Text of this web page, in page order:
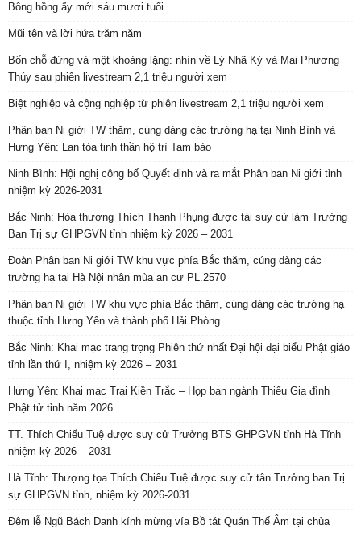
Bông hồng ấy mới sáu mươi tuổi
Mũi tên và lời hứa trăm năm
Bốn chỗ đứng và một khoảng lặng: nhìn về Lý Nhã Kỳ và Mai Phương
Thúy sau phiên livestream 2,1 triệu người xem
Biệt nghiệp và cộng nghiệp từ phiên livestream 2,1 triệu người xem
Phân ban Ni giới TW thăm, cúng dàng các trường hạ tại Ninh Bình và
Hưng Yên: Lan tỏa tinh thần hộ trì Tam bảo
Ninh Bình: Hội nghị công bố Quyết định và ra mắt Phân ban Ni giới tỉnh
nhiệm kỳ 2026-2031
Bắc Ninh: Hòa thượng Thích Thanh Phụng được tái suy cử làm Trưởng
Ban Trị sự GHPGVN tỉnh nhiệm kỳ 2026 – 2031
Đoàn Phân ban Ni giới TW khu vực phía Bắc thăm, cúng dàng các
trường hạ tại Hà Nội nhân mùa an cư PL.2570
Phân ban Ni giới TW khu vực phía Bắc thăm, cúng dàng các trường hạ
thuộc tỉnh Hưng Yên và thành phố Hải Phòng
Bắc Ninh: Khai mạc trang trọng Phiên thứ nhất Đại hội đại biểu Phật giáo
tỉnh lần thứ I, nhiệm kỳ 2026 – 2031
Hưng Yên: Khai mạc Trại Kiền Trắc – Họp bạn ngành Thiếu Gia đình
Phật tử tỉnh năm 2026
TT. Thích Chiếu Tuệ được suy cử Trưởng BTS GHPGVN tỉnh Hà Tĩnh
nhiệm kỳ 2026 – 2031
Hà Tĩnh: Thượng tọa Thích Chiếu Tuệ được suy cử tân Trưởng ban Trị
sự GHPGVN tỉnh, nhiệm kỳ 2026-2031
Đêm lễ Ngũ Bách Danh kính mừng vía Bồ tát Quán Thế Âm tại chùa